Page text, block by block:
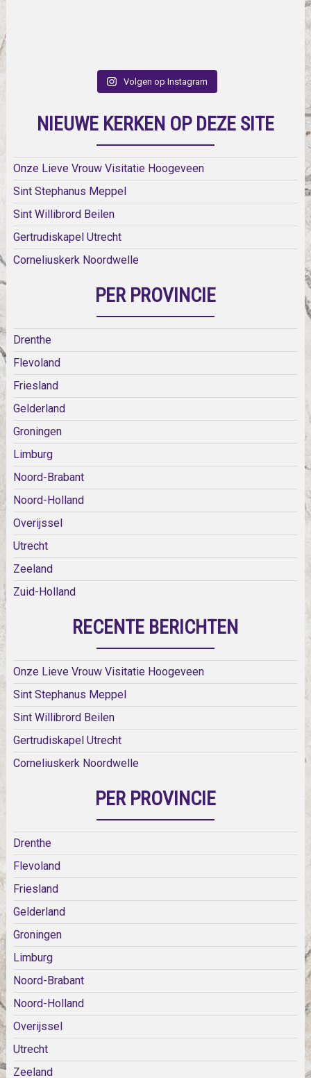
Volgen op Instagram
NIEUWE KERKEN OP DEZE SITE
Onze Lieve Vrouw Visitatie Hoogeveen
Sint Stephanus Meppel
Sint Willibrord Beilen
Gertrudiskapel Utrecht
Corneliuskerk Noordwelle
PER PROVINCIE
Drenthe
Flevoland
Friesland
Gelderland
Groningen
Limburg
Noord-Brabant
Noord-Holland
Overijssel
Utrecht
Zeeland
Zuid-Holland
RECENTE BERICHTEN
Onze Lieve Vrouw Visitatie Hoogeveen
Sint Stephanus Meppel
Sint Willibrord Beilen
Gertrudiskapel Utrecht
Corneliuskerk Noordwelle
PER PROVINCIE
Drenthe
Flevoland
Friesland
Gelderland
Groningen
Limburg
Noord-Brabant
Noord-Holland
Overijssel
Utrecht
Zeeland